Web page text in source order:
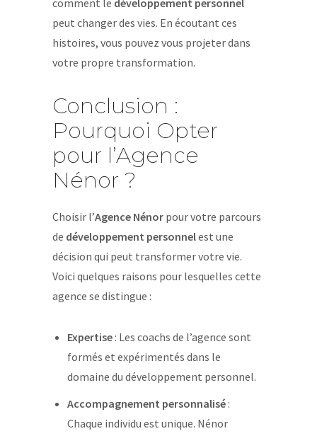
comment le développement personnel
peut changer des vies. En écoutant ces
histoires, vous pouvez vous projeter dans
votre propre transformation.
Conclusion :
Pourquoi Opter
pour l’Agence
Nénor ?
Choisir l’Agence Nénor pour votre parcours
de développement personnelest une
décision qui peut transformer votre vie.
Voici quelques raisons pour lesquelles cette
agence se distingue :
Expertise: Les coachs de l’agence sont
formés et expérimentés dans le
domaine du développement personnel.
Accompagnement personnalisé:
Chaque individu est unique. Nénor